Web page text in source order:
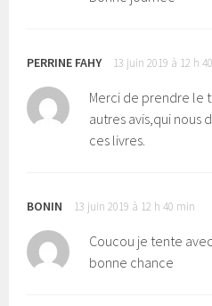
PERRINE FAHY 13 juin 2019 à 12 h
Merci de prendre le
autres avis,qui nous
ces livres.
BONIN 13 juin 2019 à 12 h 40 min
Coucou je tente
bonne chance